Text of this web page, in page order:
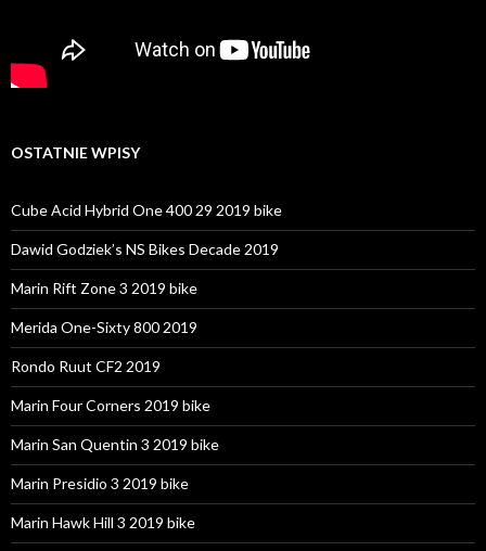
OSTATNIE WPISY
Cube Acid Hybrid One 400 29 2019 bike
Dawid Godziek’s NS Bikes Decade 2019
Marin Rift Zone 3 2019 bike
Merida One-Sixty 800 2019
Rondo Ruut CF2 2019
Marin Four Corners 2019 bike
Marin San Quentin 3 2019 bike
Marin Presidio 3 2019 bike
Marin Hawk Hill 3 2019 bike